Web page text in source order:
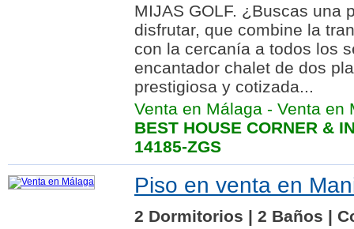
MIJAS GOLF. ¿Buscas una
disfrutar, que combine la
con la cercanía a todos los
encantador chalet de dos
prestigiosa y cotizada...
Venta en Málaga - Venta en
BEST HOUSE CORNER &
14185-ZGS
Piso en venta en
2 Dormitorios | 2 Baños |